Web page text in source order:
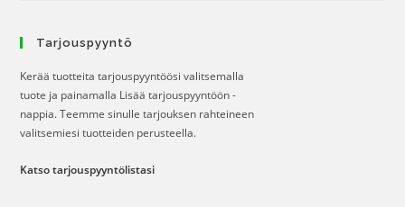
Tarjouspyyntö
Kerää tuotteita tarjouspyyntöösi valitsemalla
tuote ja painamalla Lisää tarjouspyyntöön -
nappia. Teemme sinulle tarjouksen rahteineen
valitsemiesi tuotteiden perusteella.
Katso tarjouspyyntölistasi